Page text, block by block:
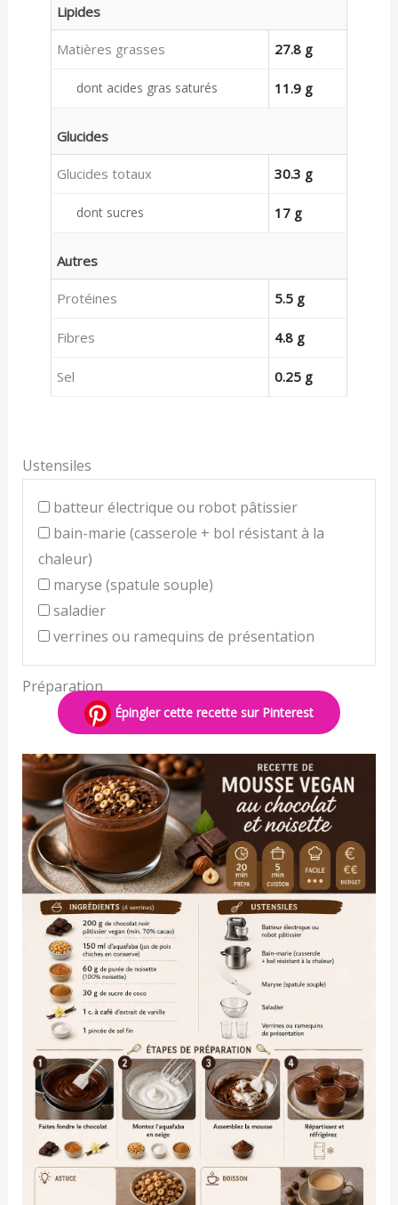
Lipides
Matières grasses 27.8 g
dont acides gras saturés 11.9 g
Glucides
Glucides totaux 30.3 g
dont sucres 17 g
Autres
Protéines 5.5 g
Fibres 4.8 g
Sel 0.25 g
Ustensiles
batteur électrique ou robot pâtissier
bain-marie (casserole + bol résistant à la
chaleur)
maryse (spatule souple)
saladier
verrines ou ramequins de présentation
Préparation
Épingler cette recette sur Pinterest